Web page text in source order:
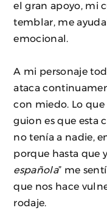
el gran apoyo, mi
temblar, me
emocional.
A mi personaje
ataca
con miedo. Lo
guion es que esta
no tenía a nadie,
porque hasta que
española” me
que nos hace
rodaje.